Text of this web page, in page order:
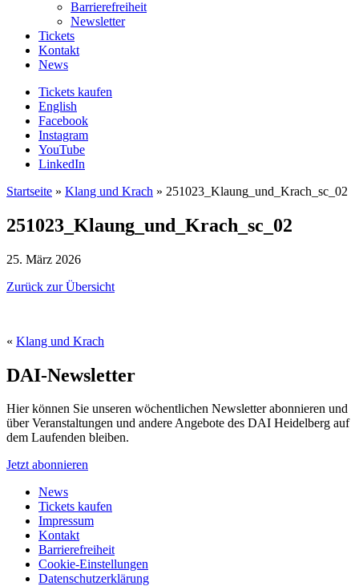
Barrierefreiheit
Newsletter
Tickets
Kontakt
News
Tickets kaufen
English
Facebook
Instagram
YouTube
LinkedIn
Startseite » Klang und Krach » 251023_Klaung_und_Krach_sc_02
251023_Klaung_und_Krach_sc_02
25. März 2026
Zurück zur Übersicht
« Klang und Krach
DAI-Newsletter
Hier können Sie unseren wöchentlichen Newsletter abonnieren und
über Veranstaltungen und andere Angebote des DAI Heidelberg auf
dem Laufenden bleiben.
Jetzt abonnieren
News
Tickets kaufen
Impressum
Kontakt
Barrierefreiheit
Cookie-Einstellungen
Datenschutzerklärung